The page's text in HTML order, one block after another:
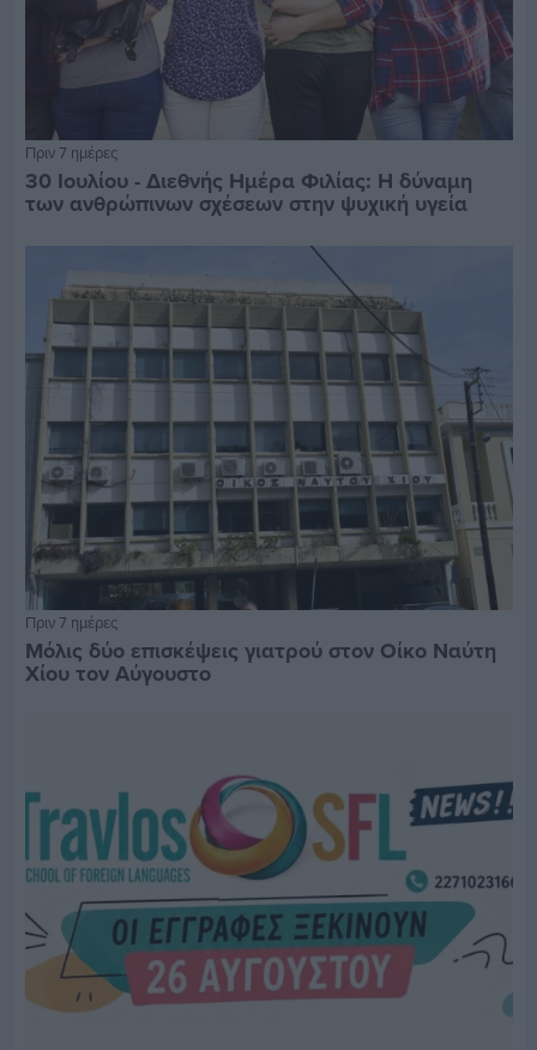
Πριν 7 ημέρες
30 Ιουλίου - Διεθνής Ημέρα Φιλίας: Η δύναμη
των ανθρώπινων σχέσεων στην ψυχική υγεία
Πριν 7 ημέρες
Μόλις δύο επισκέψεις γιατρού στον Οίκο Ναύτη
Χίου τον Αύγουστο